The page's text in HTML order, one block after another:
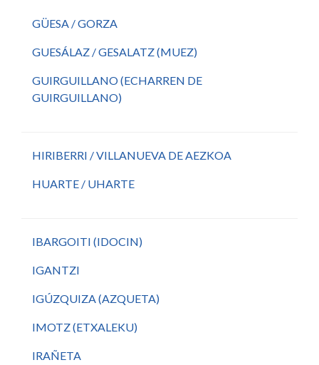
GÜESA / GORZA
GUESÁLAZ / GESALATZ (MUEZ)
GUIRGUILLANO (ECHARREN DE
GUIRGUILLANO)
HIRIBERRI / VILLANUEVA DE AEZKOA
HUARTE / UHARTE
IBARGOITI (IDOCIN)
IGANTZI
IGÚZQUIZA (AZQUETA)
IMOTZ (ETXALEKU)
IRAÑETA